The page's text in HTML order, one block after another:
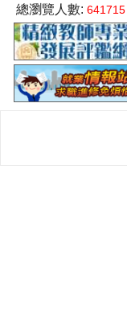
總瀏覽人數: 641715